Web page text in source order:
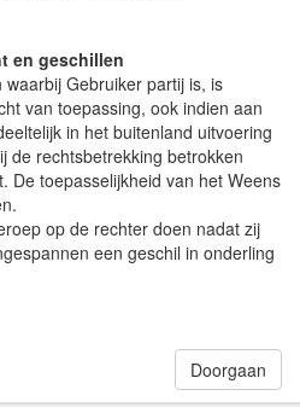
en geschillen
Gebruiker partij is, is
van toepassing, ook indien aan
in het buitenland uitvoering
de rechtsbetrekking betrokken
De toepasselijkheid van het Weens
op de rechter doen nadat zij
een geschil in onderling
Doorgaan